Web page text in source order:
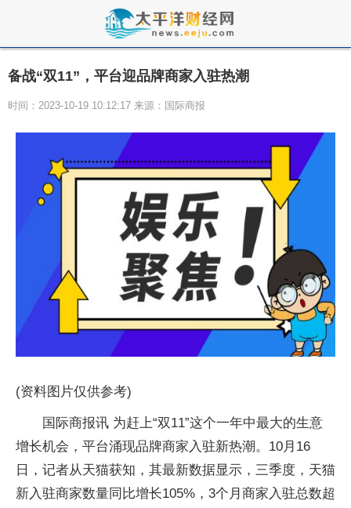
备战“双11”，平台迎品牌商家入驻热潮
时间：2023-10-19 10:12:17 来源：国际商报
(资料图片仅供参考)
国际商报讯 为赶上“双11”这个一年中最大的生意
增长机会，平台涌现品牌商家入驻新热潮。10月16
日，记者从天猫获知，其最新数据显示，三季度，天猫
新入驻商家数量同比增长105%，3个月商家入驻总数超